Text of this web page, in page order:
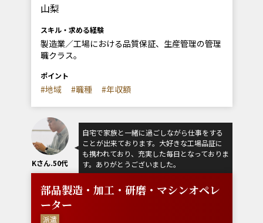
山梨
スキル・求める経験
製造業／工場における品質保証、生産管理の管理
職クラス。
ポイント
#地域 #職種 #年収額
Kさん.50代
自宅で家族と一緒に過ごしながら仕事をする
ことが出来ております。大好きな工場品証に
も携われており、充実した毎日となっておりま
す。ありがとうございました。
部品製造・加工・研磨・マシンオペレ
ーター
派遣